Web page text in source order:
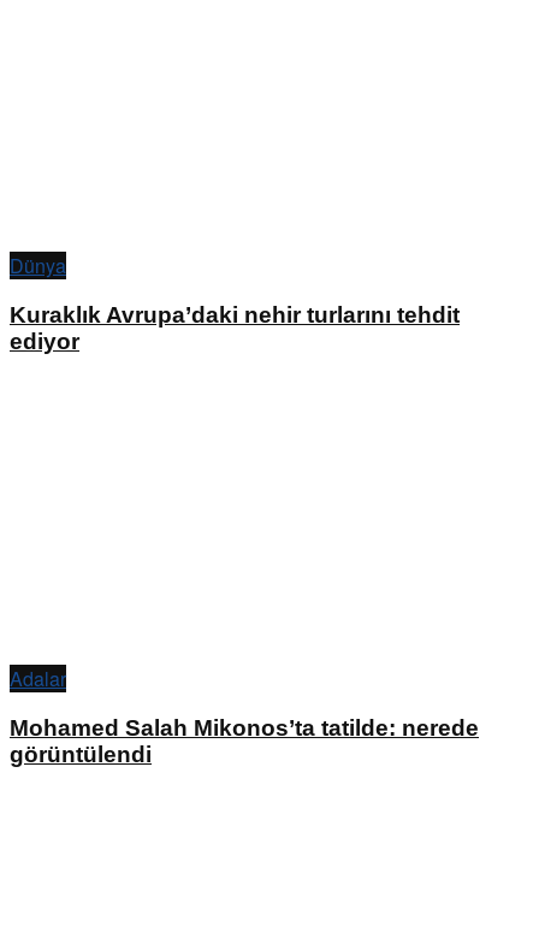
Dünya
Kuraklık Avrupa’daki nehir turlarını tehdit
ediyor
Adalar
Mohamed Salah Mikonos’ta tatilde: nerede
görüntülendi